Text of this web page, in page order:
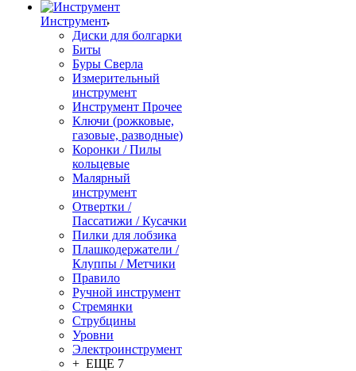
Инструмент
Диски для болгарки
Биты
Буры Сверла
Измерительный
инструмент
Инструмент Прочее
Ключи (рожковые,
газовые, разводные)
Коронки / Пилы
кольцевые
Малярный
инструмент
Отвертки /
Пассатижи / Кусачки
Пилки для лобзика
Плашкодержатели /
Клуппы / Метчики
Правило
Ручной инструмент
Стремянки
Струбцины
Уровни
Электроинструмент
+ ЕЩЕ 7